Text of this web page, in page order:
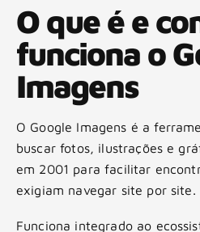
O que é e
funciona o
Imagens
O Google Imagens é a
buscar fotos, ilustrações e
em 2001 para facilitar
exigiam navegar site por site.
Funciona integrado ao